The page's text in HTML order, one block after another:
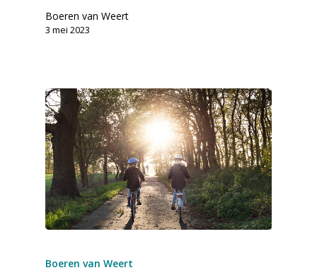
Boeren van Weert
3 mei 2023
Boeren van Weert